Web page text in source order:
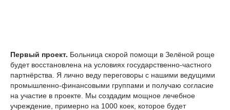
Первый проект. Больница скорой помощи в Зелёной роще
будет восстановлена на условиях государственно-частного
партнёрства. Я лично веду переговоры с нашими ведущими
промышленно-финансовыми группами и получаю согласие
на участие в проекте. Мы создадим мощное лечебное
учреждение, примерно на 1000 коек, которое будет